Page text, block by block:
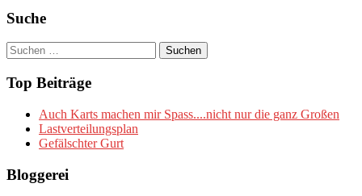
Suche
Suchen
nach:
Top Beiträge
Auch Karts machen mir Spass....nicht nur die ganz Großen
Lastverteilungsplan
Gefälschter Gurt
Bloggerei